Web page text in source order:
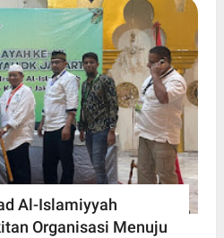
Al-Islamiyyah
Organisasi Menuju